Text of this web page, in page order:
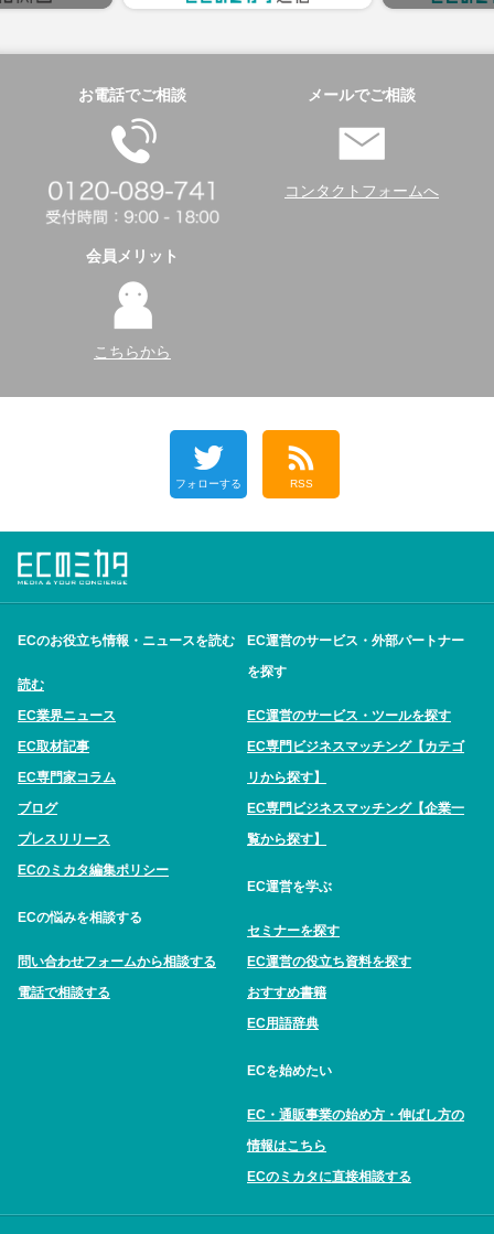
お電話でご相談 メールでご相談
コンタクトフォームへ
会員メリット
こちらから
フォローする RSS
ECのお役立ち情報・ニュースを読む
読む
EC業界ニュース
EC取材記事
EC専門家コラム
ブログ
プレスリリース
ECのミカタ編集ポリシー
ECの悩みを相談する
問い合わせフォームから相談する
電話で相談する
EC運営のサービス・外部パートナー
を探す
EC運営のサービス・ツールを探す
EC専門ビジネスマッチング【カテゴ
リから探す】
EC専門ビジネスマッチング【企業一
覧から探す】
EC運営を学ぶ
セミナーを探す
EC運営の役立ち資料を探す
おすすめ書籍
EC用語辞典
ECを始めたい
EC・通販事業の始め方・伸ばし方の
情報はこちら
ECのミカタに直接相談する